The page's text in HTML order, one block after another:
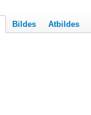
Bildes Atbildes